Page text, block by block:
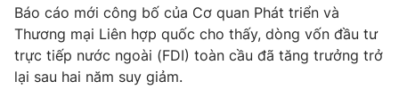
Thế giới đó đây
Câu chuyện quốc tế
Tài chính
Thị trường
Dữ liệu và đời sống
Báo cáo mới công bố của Cơ quan Phát triển và
Thương mại Liên hợp quốc cho thấy, dòng vốn đầu tư
trực tiếp nước ngoài (FDI) toàn cầu đã tăng trưởng trở
lại sau hai năm suy giảm.